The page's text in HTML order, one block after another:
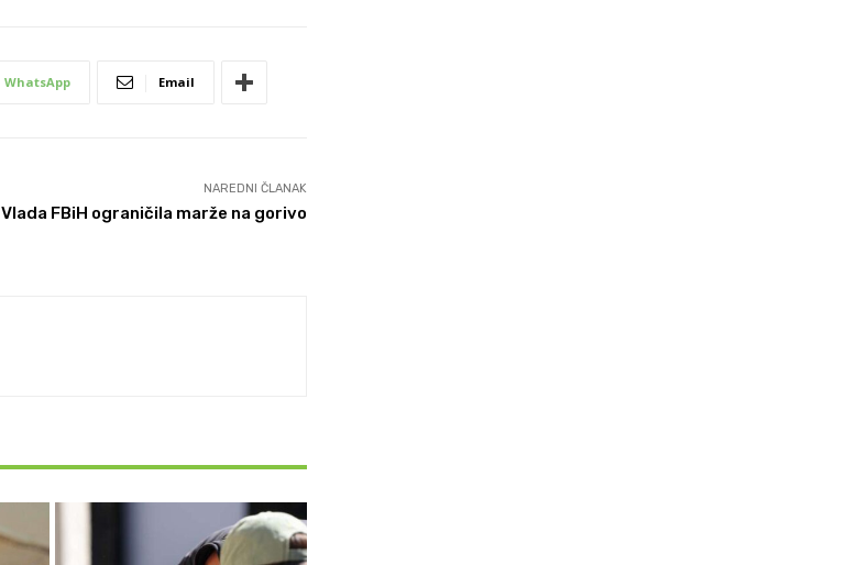
WhatsApp Email
NAREDNI ČLANAK
Vlada FBiH ograničila marže na gorivo